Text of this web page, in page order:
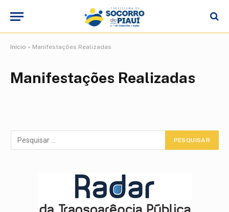
Início » Manifestações Realizadas
Manifestações Realizadas